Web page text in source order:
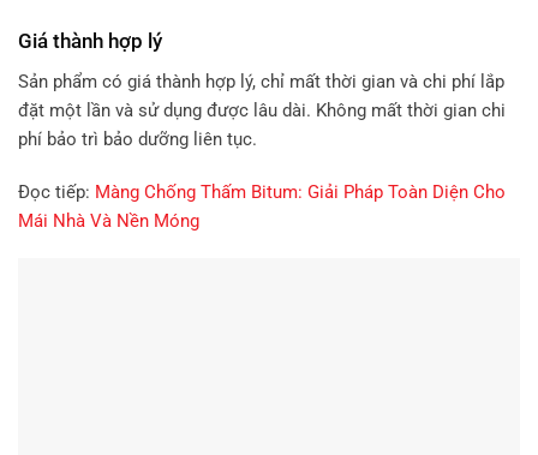
Giá thành hợp lý
Sản phẩm có giá thành hợp lý, chỉ mất thời gian và chi phí lắp
đặt một lần và sử dụng được lâu dài. Không mất thời gian chi
phí bảo trì bảo dưỡng liên tục.
Đọc tiếp: Màng Chống Thấm Bitum: Giải Pháp Toàn Diện Cho
Mái Nhà Và Nền Móng